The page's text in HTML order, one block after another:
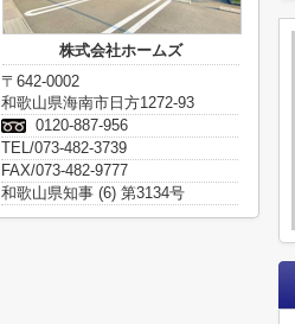
株式会社ホームズ
〒642-0002
和歌山県海南市日方1272-93
0120-887-956
TEL/073-482-3739
FAX/073-482-9777
和歌山県知事 (6) 第3134号